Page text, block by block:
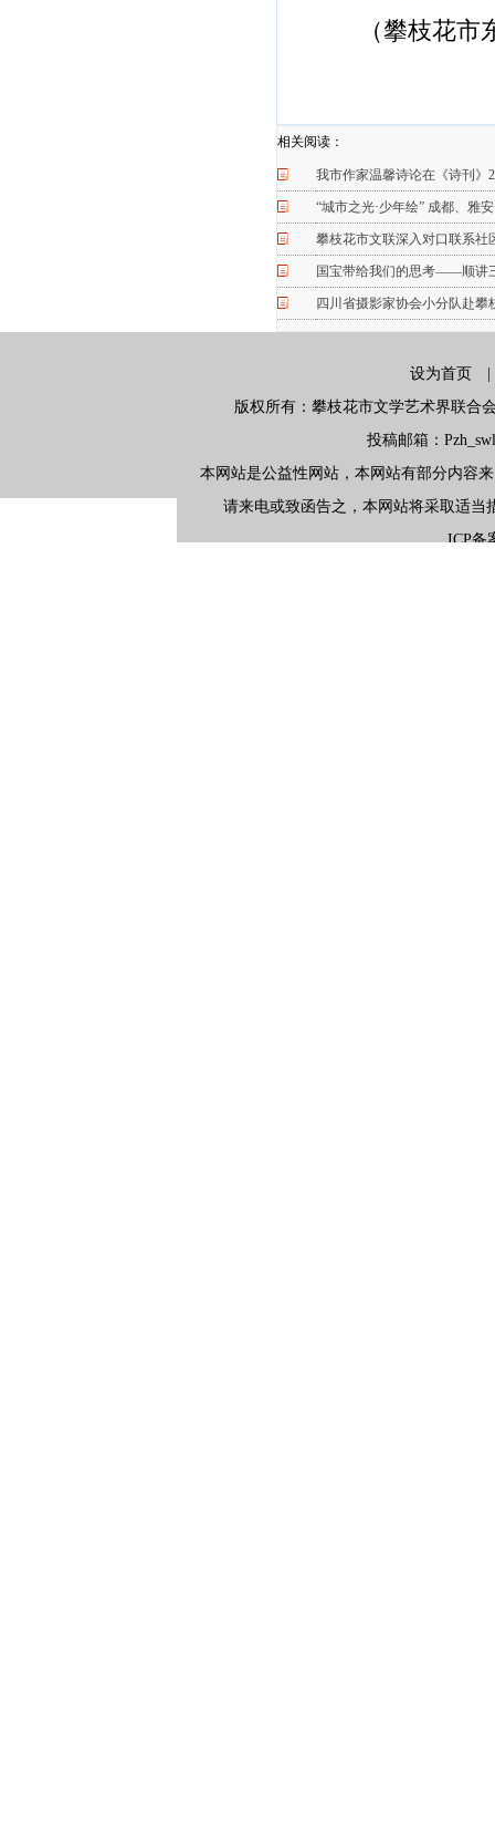
（攀枝花
相关阅读：
我市作家温馨诗论在《诗刊》
“城市之光·少年绘” 成都、雅
攀枝花市文联深入对口联系社
国宝带给我们的思考——顺讲
四川省摄影家协会小分队赴
设为首页
版权所有：攀枝花市文学艺术界联合
投稿邮箱：
本网站是公益性网站，本网站有部分内容
请来电或致函告之，本网站将采取适当
ICP备